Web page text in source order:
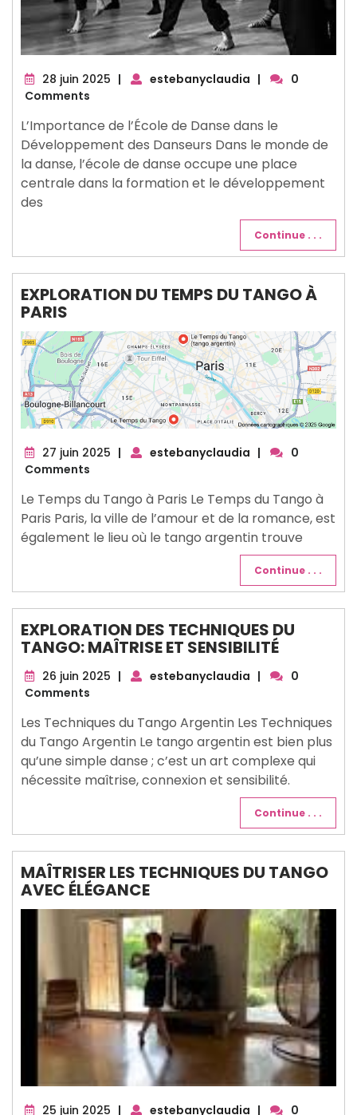
28 juin 2025 28
| estebanyclaudia |
0
Comments
L’Importance de l’École de Danse dans le
Développement des Danseurs Dans le monde de
la danse, l’école de danse occupe une place
centrale dans la formation et le développement
des
Continue . . .
EXPLORATION DU TEMPS DU TANGO À
PARIS
27 juin 2025 27
| estebanyclaudia |
0
Comments
Le Temps du Tango à Paris Le Temps du Tango à
Paris Paris, la ville de l’amour et de la romance, est
également le lieu où le tango argentin trouve
Continue . . .
EXPLORATION DES TECHNIQUES DU
TANGO: MAÎTRISE ET SENSIBILITÉ
26 juin 2025 26
| estebanyclaudia |
0
Comments
Les Techniques du Tango Argentin Les Techniques
du Tango Argentin Le tango argentin est bien plus
qu’une simple danse ; c’est un art complexe qui
nécessite maîtrise, connexion et sensibilité.
Continue . . .
MAÎTRISER LES TECHNIQUES DU TANGO
AVEC ÉLÉGANCE
25 juin 2025 25
| estebanyclaudia | 0